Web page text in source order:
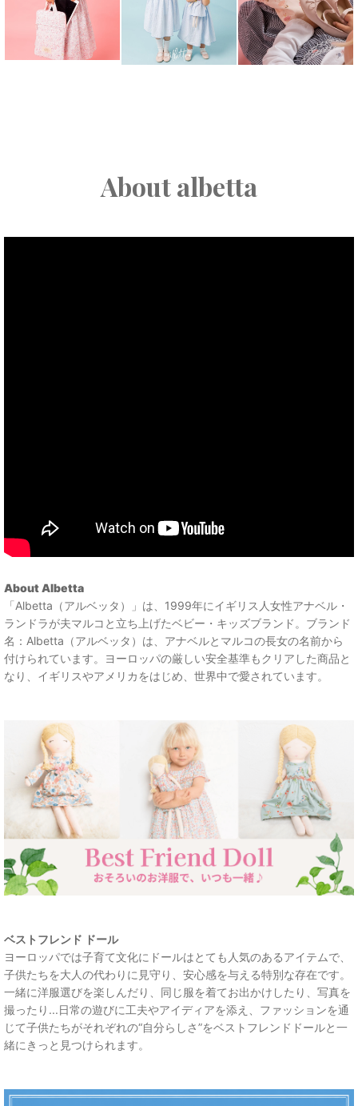
About albetta
About Albetta
「Albetta（アルベッタ）」は、1999年にイギリス人女性アナベル・
ランドラが夫マルコと立ち上げたベビー・キッズブランド。ブランド
名：Albetta（アルベッタ）は、アナベルとマルコの長女の名前から
付けられています。ヨーロッパの厳しい安全基準もクリアした商品と
なり、イギリスやアメリカをはじめ、世界中で愛されています。
ベストフレンド ドール
ヨーロッパでは子育て文化にドールはとても人気のあるアイテムで、
子供たちを大人の代わりに見守り、安心感を与える特別な存在です。
一緒に洋服選びを楽しんだり、同じ服を着てお出かけしたり、写真を
撮ったり...日常の遊びに工夫やアイディアを添え、ファッションを通
じて子供たちがそれぞれの“自分らしさ”をベストフレンドドールと一
緒にきっと見つけられます。